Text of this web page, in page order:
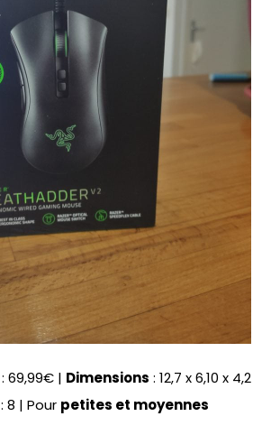
: 69,99€ | Dimensions : 12,7 x 6,10 x 4,2
: 8 | Pour petites et moyennes